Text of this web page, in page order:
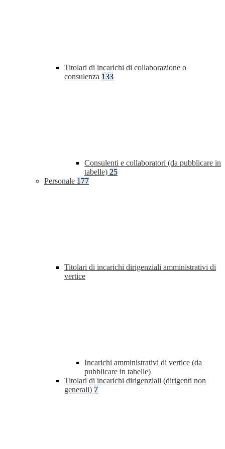
Titolari di incarichi di collaborazione o
consulenza 133
Consulenti e collaboratori (da pubblicare in
tabelle) 25
Personale 177
Titolari di incarichi dirigenziali amministrativi di
vertice
Incarichi amministrativi di vertice (da
pubblicare in tabelle)
Titolari di incarichi dirigenziali (dirigenti non
generali) 7